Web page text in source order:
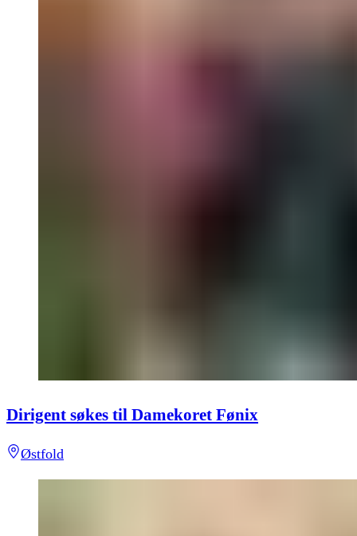
Dirigent søkes til Damekoret Fønix
Østfold